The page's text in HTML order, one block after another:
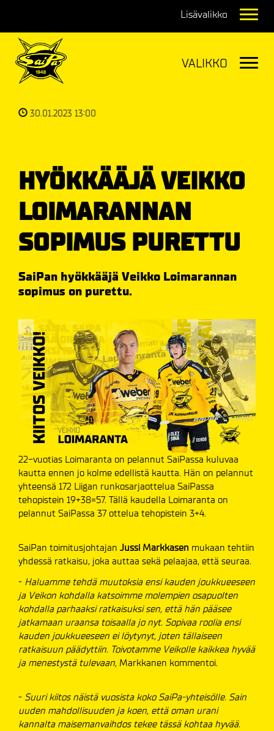
30.01.2023 13:00
HYÖKKÄÄJÄ VEIKKO
LOIMARANNAN
SOPIMUS PURETTU
SaiPan hyökkääjä Veikko Loimarannan
sopimus on purettu.
22-vuotias Loimaranta on pelannut SaiPassa kuluvaa
kautta ennen jo kolme edellistä kautta. Hän on pelannut
yhteensä 172 Liigan runkosarjaottelua SaiPassa
tehopistein 19+38=57. Tällä kaudella Loimaranta on
pelannut SaiPassa 37 ottelua tehopistein 3+4.
SaiPan toimitusjohtajan Jussi Markkasen mukaan tehtiin
yhdessä ratkaisu, joka auttaa sekä pelaajaa, että seuraa.
- Haluamme tehdä muutoksia ensi kauden joukkueeseen
ja Veikon kohdalla katsoimme molempien osapuolten
kohdalla parhaaksi ratkaisuksi sen, että hän pääsee
jatkamaan uraansa toisaalla jo nyt. Sopivaa roolia ensi
kauden joukkueeseen ei löytynyt, joten tällaiseen
ratkaisuun päädyttiin. Toivotamme Veikolle kaikkea hyvää
ja menestystä tulevaan, Markkanen kommentoi.
- Suuri kiitos näistä vuosista koko SaiPa-yhteisölle. Sain
uuden mahdollisuuden ja koen, että oman urani
kannalta maisemanvaihdos tekee tässä kohtaa hyvää.